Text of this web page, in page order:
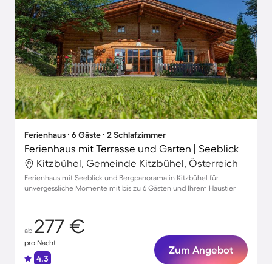
Ferienhaus ∙ 6 Gäste ∙ 2 Schlafzimmer
Ferienhaus mit Terrasse und Garten | Seeblick
Kitzbühel, Gemeinde Kitzbühel, Österreich
Ferienhaus mit Seeblick und Bergpanorama in Kitzbühel für
unvergessliche Momente mit bis zu 6 Gästen und Ihrem Haustier
ab 277 €
pro Nacht
4.3
Zum Angebot